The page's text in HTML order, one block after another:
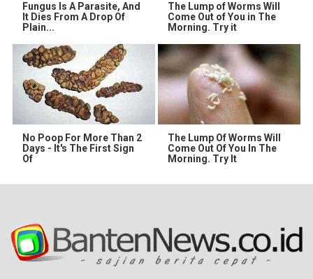
Fungus Is A Parasite, And
It Dies From A Drop Of
Plain...
The Lump of Worms Will
Come Out of You in The
Morning. Try it
No Poop For More Than 2
Days - It's The First Sign
Of
The Lump Of Worms Will
Come Out Of You In The
Morning. Try It